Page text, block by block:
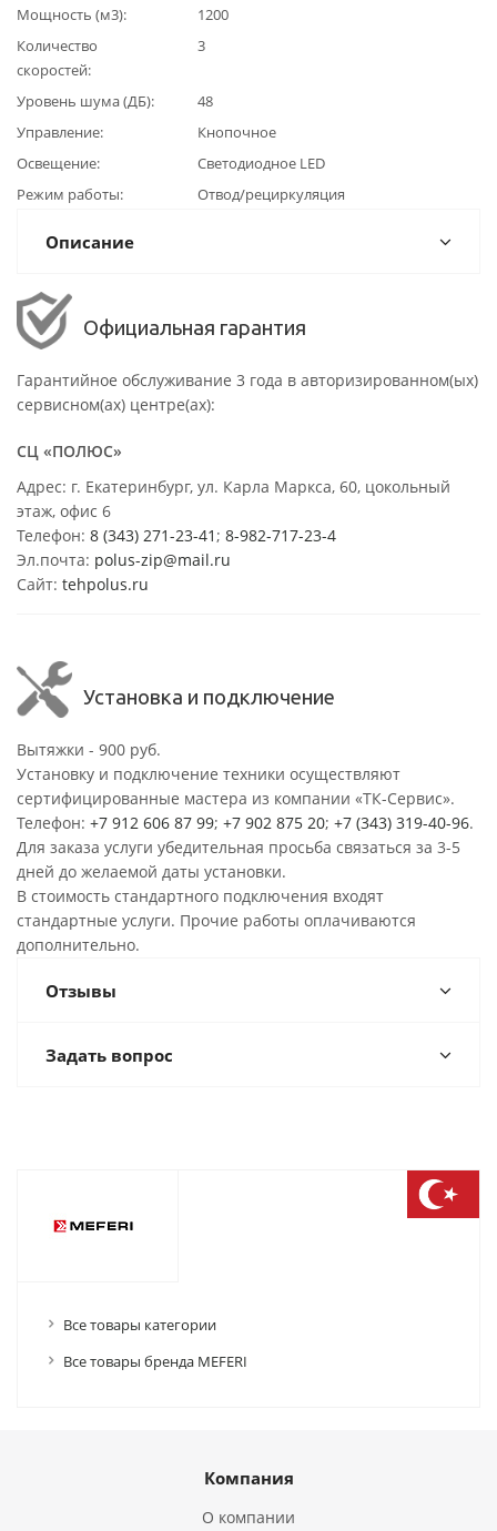
Мощность (м3)
1200
Количество
скоростей
3
Уровень шума (ДБ)
48
Управление
Кнопочное
Освещение
Светодиодное LED
Режим работы
Отвод/рециркуляция
Описание
Официальная гарантия
Гарантийное обслуживание 3 года в авторизированном(ых)
сервисном(ах) центре(ах):
СЦ «ПОЛЮС»
Адрес: г. Екатеринбург, ул. Карла Маркса, 60, цокольный
этаж, офис 6
Телефон: 8 (343) 271-23-41 ; 8-982-717-23-4
Эл.почта: polus-zip@mail.ru
Сайт: tehpolus.ru
Установка и подключение
Вытяжки - 900 руб.
Установку и подключение техники осуществляют
сертифицированные мастера из компании «ТК-Сервис».
Телефон: +7 912 606 87 99; +7 902 875 20; +7 (343) 319-40-96.
Для заказа услуги убедительная просьба связаться за 3-5
дней до желаемой даты установки.
В стоимость стандартного подключения входят
стандартные услуги. Прочие работы оплачиваются
дополнительно.
Отзывы
Задать вопрос
Все товары категории
Все товары бренда MEFERI
Компания
О компании